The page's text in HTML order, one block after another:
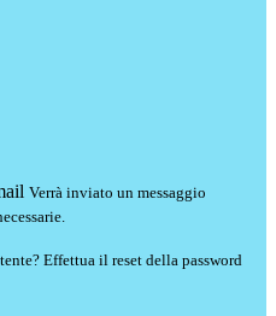
Verrà inviato un messaggio
Effettua il reset della password